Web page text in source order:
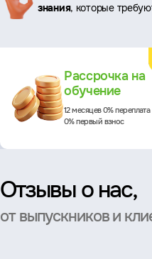
знания, которые
Рассрочка на
обучение
12 месяцев 0% переплата
0% первый взнос
Отзывы о нас,
от выпускников и